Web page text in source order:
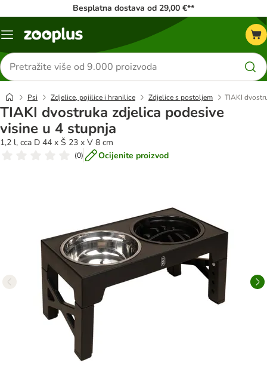
Besplatna dostava od 29,00 €**
Izbornik
Traži
proizvode
Psi Zdjelice, pojilice i hranilice Zdjelice s postoljem TIAKI
TIAKI dvostruka zdjelica podesive
visine u 4 stupnja
1,2 l, cca D 44 x Š 23 x V 8 cm
(0) Ocijenite proizvod